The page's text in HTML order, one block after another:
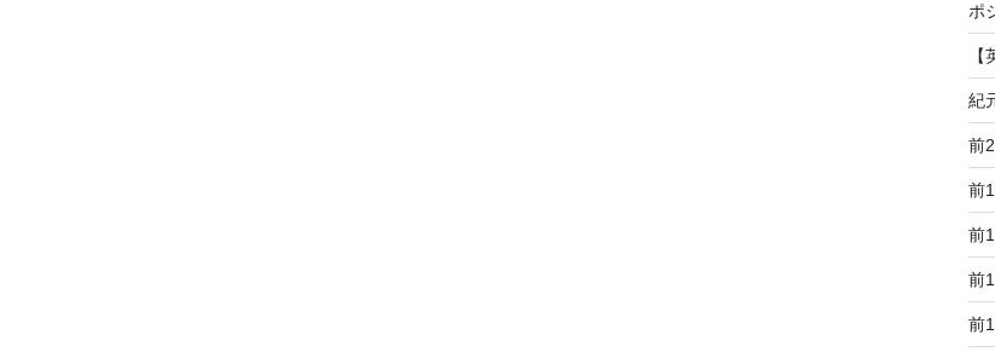
ポ
紀
前
前
前
前
前